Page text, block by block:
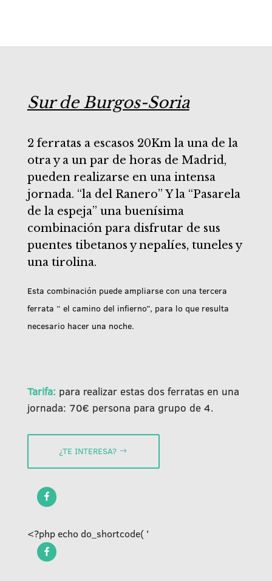
Sur de Burgos-Soria
2 ferratas a escasos 20Km la una de la
otra y a un par de horas de Madrid,
pueden realizarse en una intensa
jornada. “la del Ranero” Y la “Pasarela
de la espeja” una buenísima
combinación para disfrutar de sus
puentes tibetanos y nepalíes, tuneles y
una tirolina.
Esta combinación puede ampliarse con una tercera
ferrata “ el camino del infierno”, para lo que resulta
necesario hacer una noche.
Tarifa: para realizar estas dos ferratas en una
jornada: 70€ persona para grupo de 4.
¿TE INTERESA?
<?php echo do_shortcode( '